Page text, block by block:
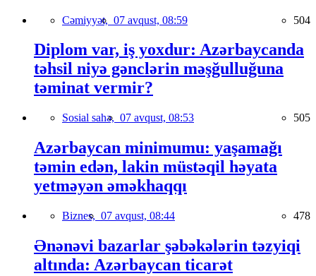
Cəmiyyət, 07 avqust, 08:59 504
Diplom var, iş yoxdur: Azərbaycanda
təhsil niyə gənclərin məşğulluğuna
təminat vermir?
Sosial sahə, 07 avqust, 08:53 505
Azərbaycan minimumu: yaşamağı
təmin edən, lakin müstəqil həyata
yetməyən əməkhaqqı
Biznes, 07 avqust, 08:44 478
Ənənəvi bazarlar şəbəkələrin təzyiqi
altında: Azərbaycan ticarət